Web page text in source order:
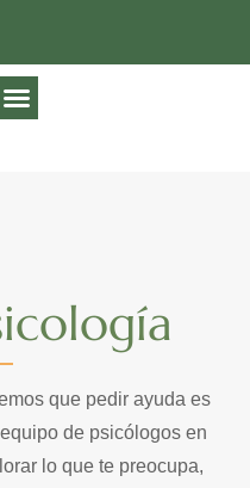
que pedir ayuda es
de psicólogos en
lo que te preocupa,